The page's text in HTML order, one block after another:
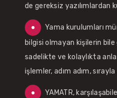
de gereksiz yazılımlardan
Yama kurulumları
bilgisi olmayan kişilerin
sadelikte ve kolaylıkta
işlemler, adım adım, sırayla
YAMATR,